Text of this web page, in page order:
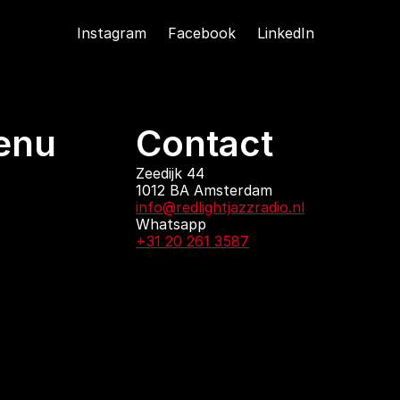
Instagram Facebook LinkedIn
Contact
Zeedijk 44
1012 BA Amsterdam
info@redlightjazzradio.nl
Whatsapp
+31 20 261 3587